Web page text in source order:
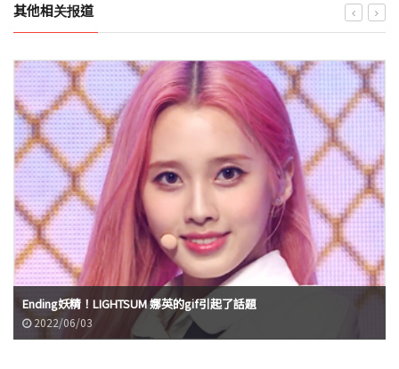
其他相关报道
Ending妖精！LIGHTSUM 娜英的gif引起了話題
2022/06/03